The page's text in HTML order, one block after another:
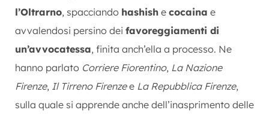
l’Oltrarno, spacciando hashish e cocaina e
avvalendosi persino dei favoreggiamenti di
un’avvocatessa, finita anch’ella a processo. Ne
hanno parlato Corriere Fiorentino, La Nazione
Firenze, Il Tirreno Firenzee La Repubblica Firenze,
sulla quale si apprende anche dell’inasprimento delle